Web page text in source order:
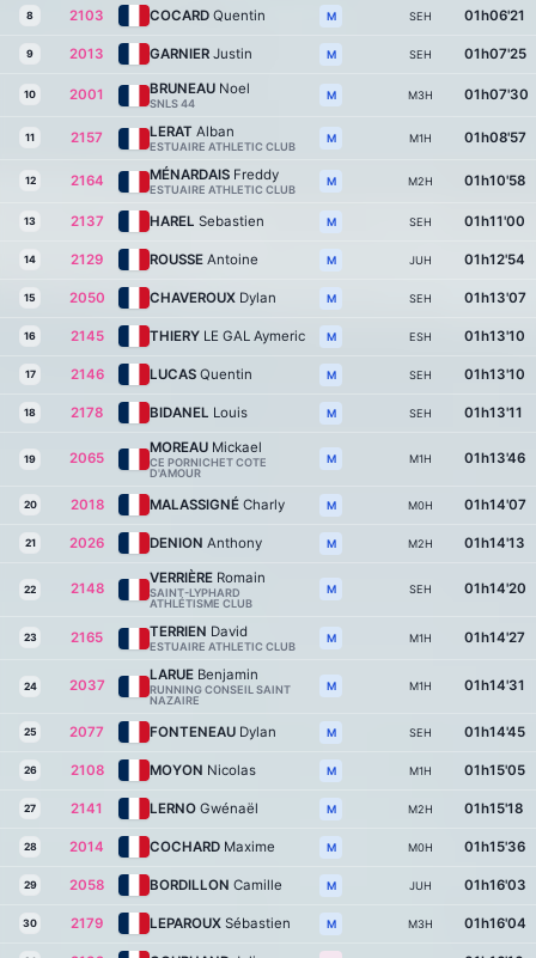
8 2103 COCARD Quentin M SEH 01h06'21
9 2013 GARNIER Justin M SEH 01h07'25
10 2001 BRUNEAU Noel
SNLS 44
M M3H 01h07'30
11 2157 LERAT Alban
ESTUAIRE ATHLETIC CLUB
M M1H 01h08'57
12 2164 MÉNARDAIS Freddy
ESTUAIRE ATHLETIC CLUB
M M2H 01h10'58
13 2137 HAREL Sebastien M SEH 01h11'00
14 2129 ROUSSE Antoine M JUH 01h12'54
15 2050 CHAVEROUX Dylan M SEH 01h13'07
16 2145 THIERY LE GAL Aymeric M ESH 01h13'10
17 2146 LUCAS Quentin M SEH 01h13'10
18 2178 BIDANEL Louis M SEH 01h13'11
19 2065
MOREAU Mickael
CE PORNICHET COTE
D'AMOUR
M M1H 01h13'46
20 2018 MALASSIGNÉ Charly M M0H 01h14'07
21 2026 DENION Anthony M M2H 01h14'13
22 2148
VERRIÈRE Romain
SAINT-LYPHARD
ATHLÉTISME CLUB
M SEH 01h14'20
23 2165 TERRIEN David
ESTUAIRE ATHLETIC CLUB
M M1H 01h14'27
24 2037
LARUE Benjamin
RUNNING CONSEIL SAINT
NAZAIRE
M M1H 01h14'31
25 2077 FONTENEAU Dylan M SEH 01h14'45
26 2108 MOYON Nicolas M M1H 01h15'05
27 2141 LERNO Gwénaël M M2H 01h15'18
28 2014 COCHARD Maxime M M0H 01h15'36
29 2058 BORDILLON Camille M JUH 01h16'03
30 2179 LEPAROUX Sébastien M M3H 01h16'04